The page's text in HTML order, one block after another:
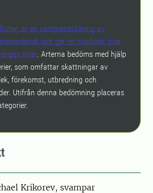
är en sammanställning av
och ger en överblick över
arter. Arterna bedöms med hjälp
som omfattar skattningar av
förekomst, utbredning och
Utifrån denna bedömning placeras
Krikorev, svampar